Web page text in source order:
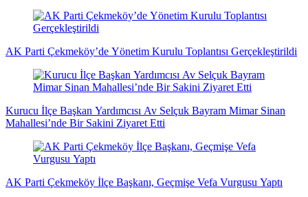
AK Parti Çekmeköy’de Yönetim Kurulu Toplantısı Gerçekleştirildi
Kurucu İlçe Başkan Yardımcısı Av Selçuk Bayram Mimar Sinan
Mahallesi’nde Bir Sakini Ziyaret Etti
AK Parti Çekmeköy İlçe Başkanı, Geçmişe Vefa Vurgusu Yaptı